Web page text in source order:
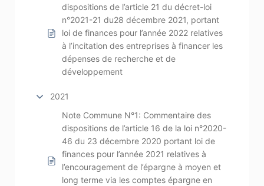
dispositions de l’article 21 du décret-loi
n°2021-21 du28 décembre 2021, portant
loi de finances pour l’année 2022 relatives
à l’incitation des entreprises à financer les
dépenses de recherche et de
développement
2021
Note Commune N°1: Commentaire des
dispositions de l’article 16 de la loi n°2020-
46 du 23 décembre 2020 portant loi de
finances pour l’année 2021 relatives à
l’encouragement de l’épargne à moyen et
long terme via les comptes épargne en